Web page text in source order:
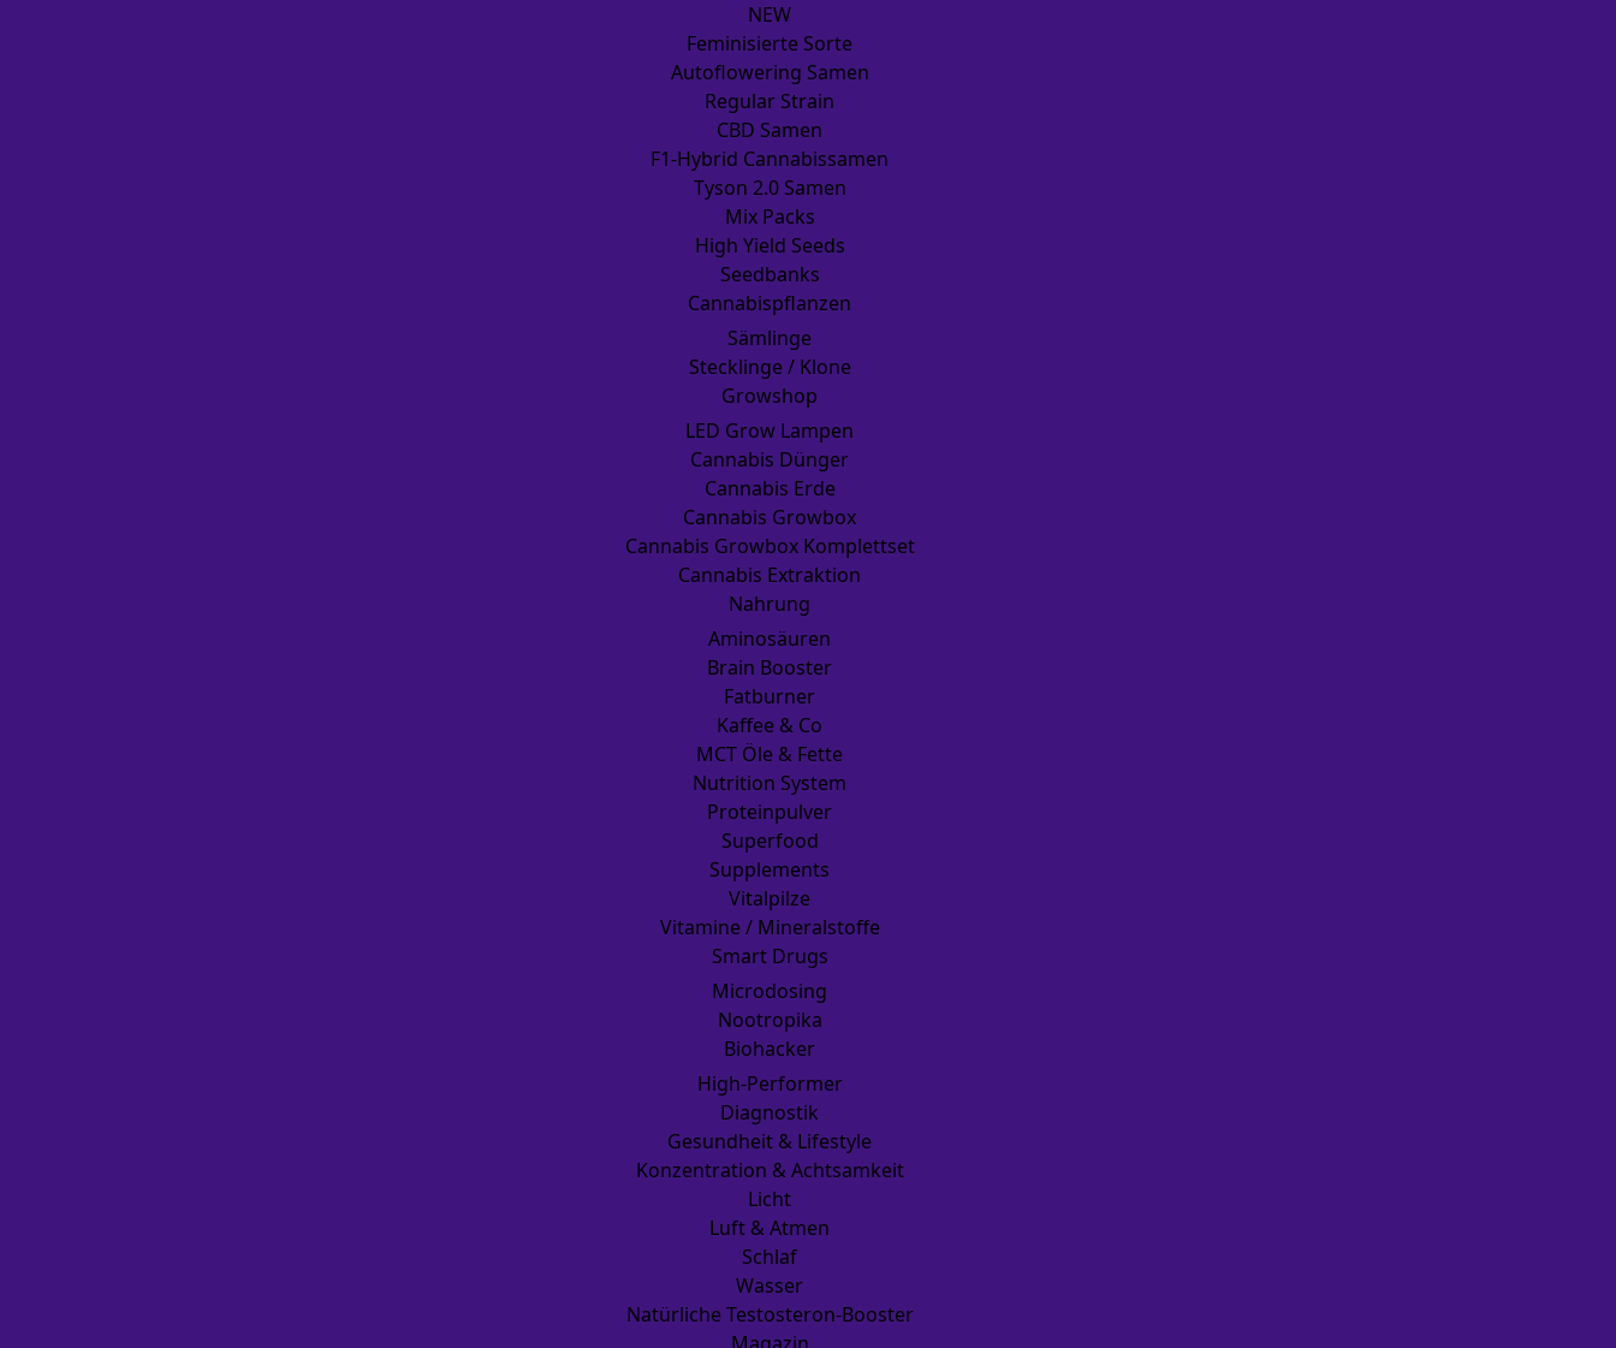
NEW
Feminisierte Sorte
Autoflowering Samen
Regular Strain
CBD Samen
F1-Hybrid Cannabissamen
Tyson 2.0 Samen
Mix Packs
High Yield Seeds
Seedbanks
Cannabispflanzen
Sämlinge
Stecklinge / Klone
Growshop
LED Grow Lampen
Cannabis Dünger
Cannabis Erde
Cannabis Growbox
Cannabis Growbox Komplettset
Cannabis Extraktion
Nahrung
Aminosäuren
Brain Booster
Fatburner
Kaffee & Co
MCT Öle & Fette
Nutrition System
Proteinpulver
Superfood
Supplements
Vitalpilze
Vitamine / Mineralstoffe
Smart Drugs
Microdosing
Nootropika
Biohacker
High-Performer
Diagnostik
Gesundheit & Lifestyle
Konzentration & Achtsamkeit
Licht
Luft & Atmen
Schlaf
Wasser
Natürliche Testosteron-Booster